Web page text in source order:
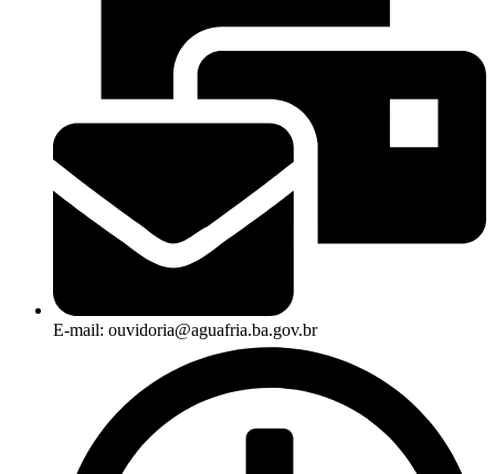
E-mail: ouvidoria@aguafria.ba.gov.br